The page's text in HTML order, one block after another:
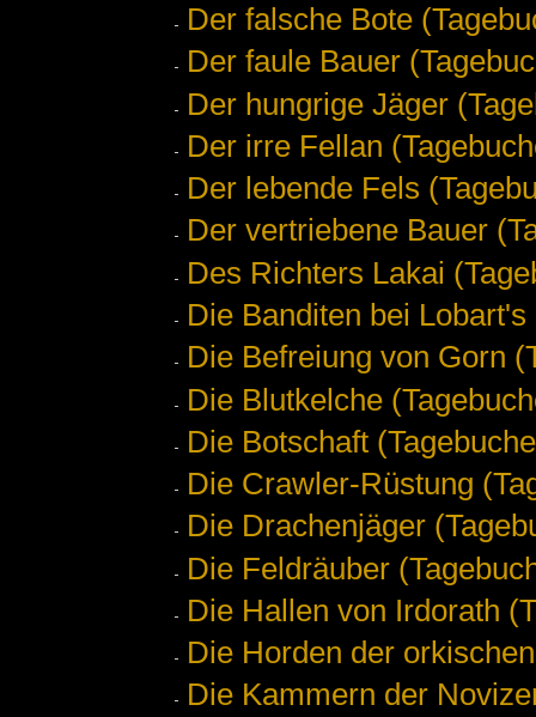
Der falsche Bote
Der faule Bauer
Der hungrige Jäger
Der irre Fellan
Der lebende Fels
Der vertriebene Bauer
Des Richters Lakai
Die Banditen bei
Die Befreiung von Gorn
Die Blutkelche
Die Botschaft
Die Crawler-Rüstung
Die Drachenjäger
Die Feldräuber
Die Hallen von Irdorath
Die Horden der
Die Kammern der